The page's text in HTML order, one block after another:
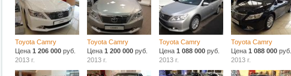
Toyota Camry
Цена1 206 000 руб.
2013 г.
Toyota Camry
Цена1 200 000 руб.
2013 г.
Toyota Camry
Цена 1 088 000руб.
2013 г.
Toyota Camry
Цена 1 088 000руб.
2013 г.